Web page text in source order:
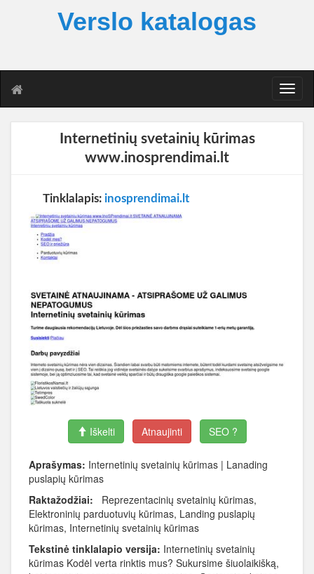
Verslo katalogas
T
o
Internetinių svetainių kūrimas
www.inosprendimai.lt
Tinklalapis: inosprendimai.lt
Iškelti Atnaujinti SEO ?
Aprašymas: Internetinių svetainių kūrimas | Lanading
puslapių kūrimas
Raktažodžiai: Reprezentacinių svetainių kūrimas,
Elektroninių parduotuvių kūrimas, Landing puslapių
kūrimas, Internetinių svetainių kūrimas
Tekstinė tinklalapio versija: Internetinių svetainių
kūrimas Kodėl verta rinktis mus? Sukursime šiuolaikišką,